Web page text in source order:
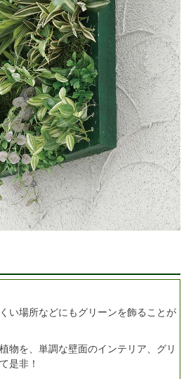
い場所などにもグリーンを飾ることが
物を、単調な壁面のインテリア、グリ
是非！